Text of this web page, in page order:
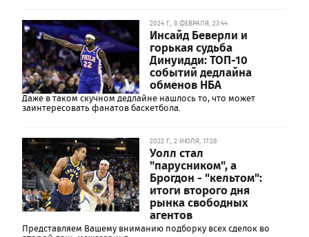
2024 Г., 8 ФЕВРАЛЯ, 23:44
Инсайд Беверли и
горькая судьба
Динуидди: ТОП-10
событий дедлайна
обменов НБА
Даже в таком скучном дедлайне нашлось то, что может
заинтересовать фанатов баскетбола.
2022 Г., 2 ИЮЛЯ, 17:28
Уолл стал
"парусником", а
Брогдон - "кельтом":
итоги второго дня
рынка свободных
агентов
Представляем Вашему вниманию подборку всех сделок во